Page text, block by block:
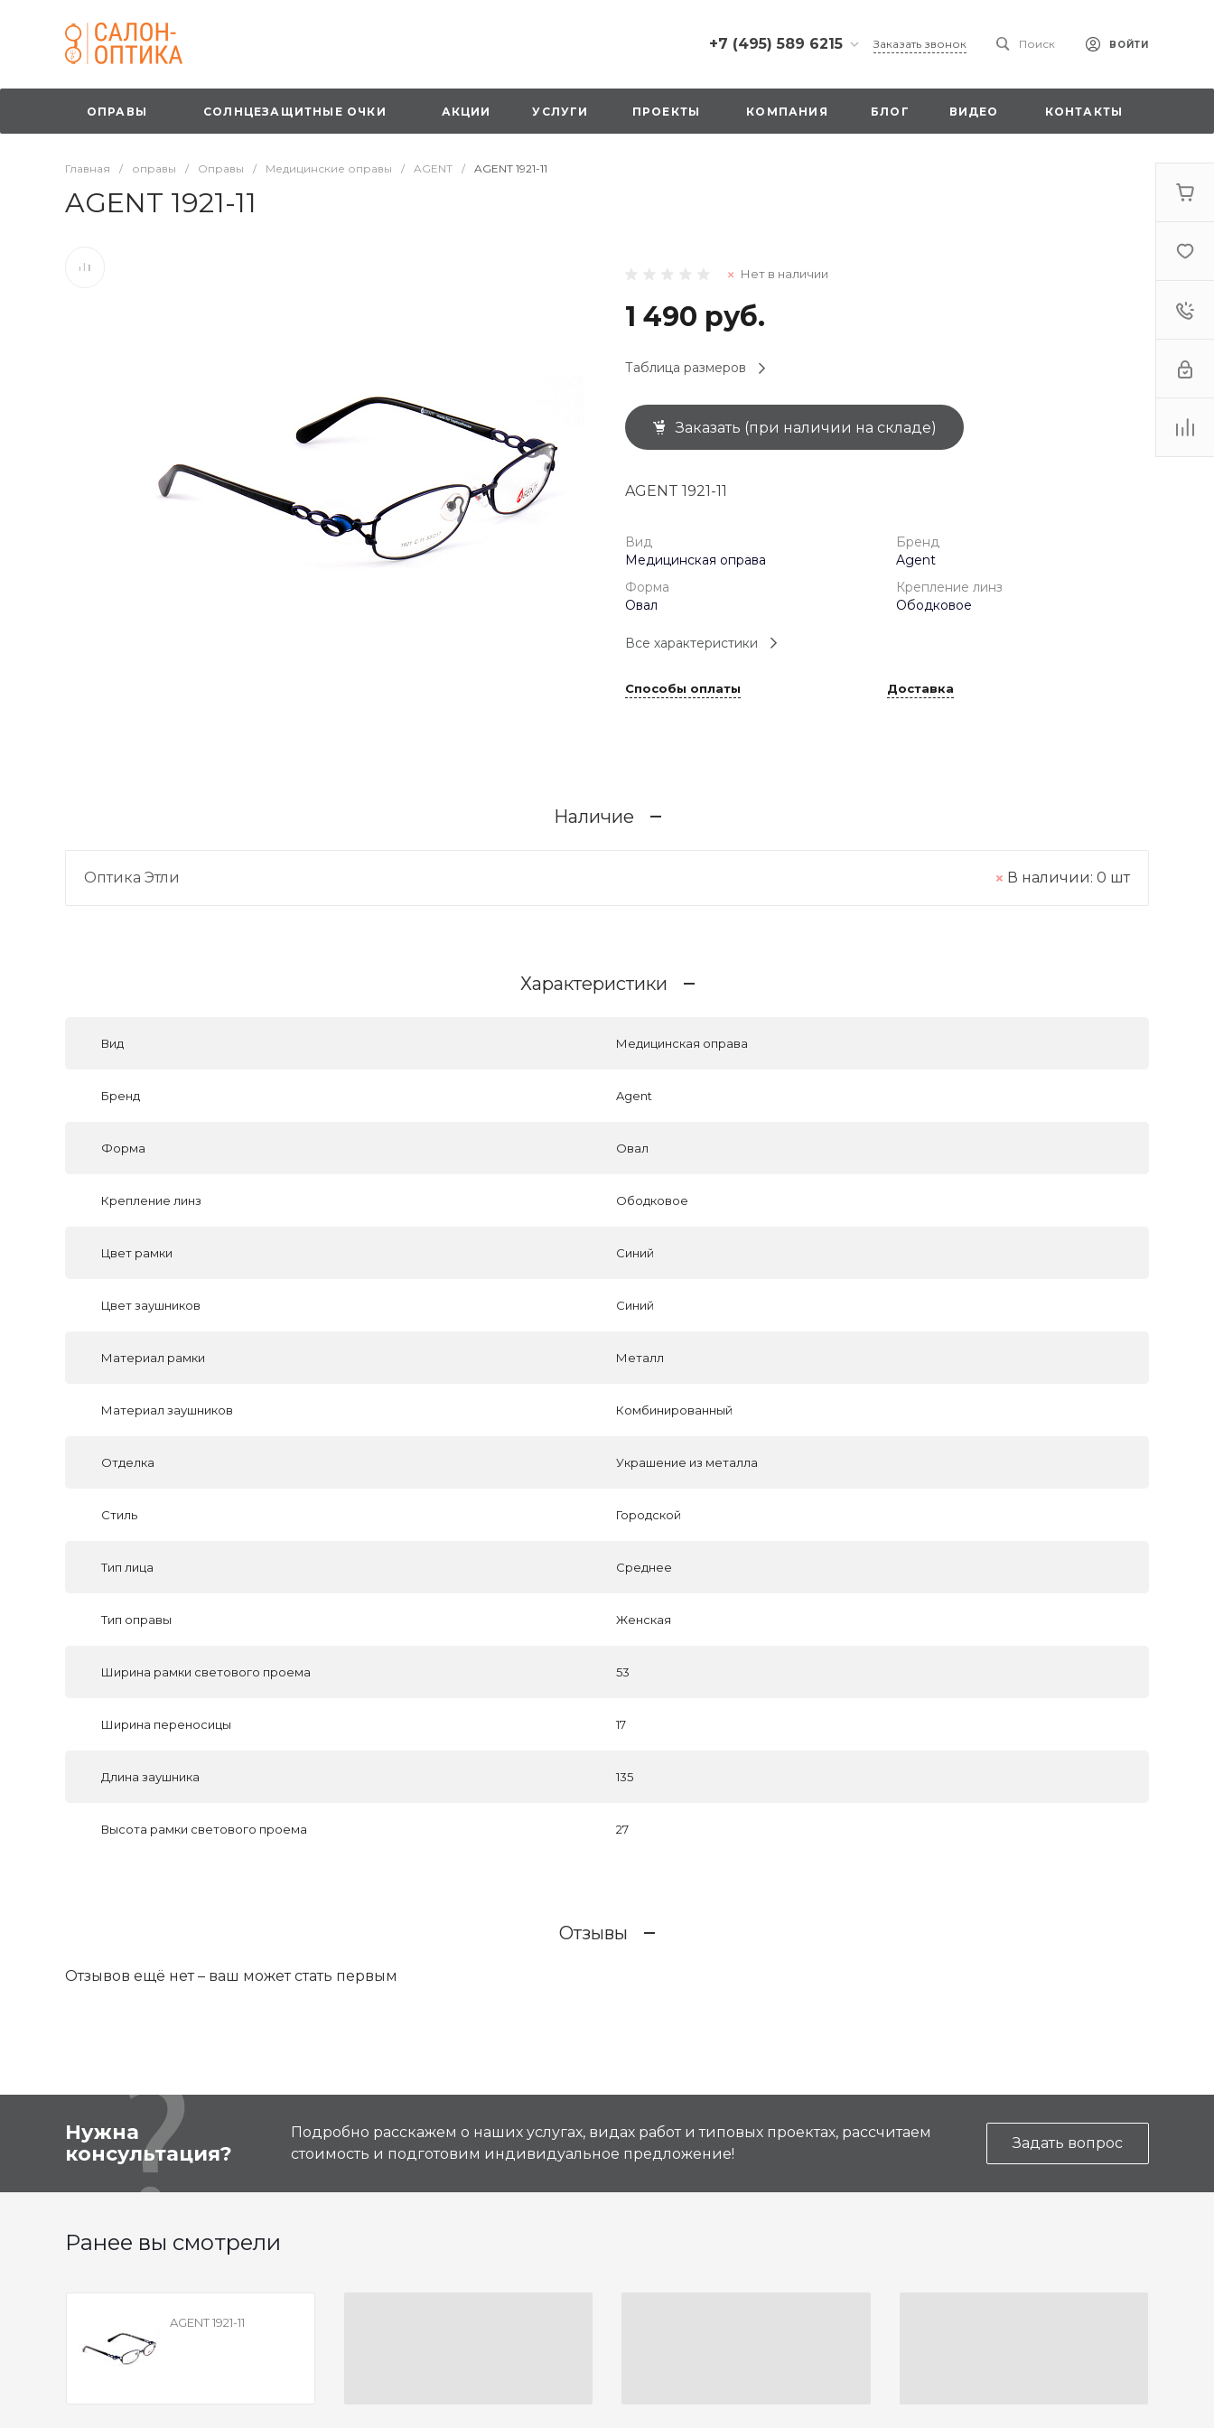
+7 (495) 589 6215
+7 (495) 589 6215
г. Москва, Русаковская
ул., д.1, вход с улицы со
стороны ТТК
г. Москва,
оранжевая вывеска
напротив «Перекрестка»
на 1 этаже
1 мая: 10:00-19:00
+7 (926) 092 4274
г. Королёв, пр-т
(0-9)
1 мая: 10:00-19:00
9 мая: 10:00-19:00
Заказать звонок Поиск ВОЙТИ
ОПРАВЫ СОЛНЦЕЗАЩИТНЫЕ ОЧКИ АКЦИИ УСЛУГИ ПРОЕКТЫ КОМПАНИЯ БЛОГ ВИДЕО КОНТАКТЫ
Главная / оправы / Оправы / Медицинские оправы / AGENT / AGENT 1921-11
AGENT 1921-11
Нет в наличии
1 490 руб.
Таблица размеров
Заказать (при наличии на складе)
AGENT 1921-11
Вид
Медицинская оправа
Бренд
Agent
Форма
Овал
Крепление линз
Ободковое
Все характеристики
Способы оплаты Доставка
Наличие
Оптика Этли В наличии: 0 шт
Характеристики
Вид Медицинская оправа
Бренд Agent
Форма Овал
Крепление линз Ободковое
Цвет рамки Синий
Цвет заушников Синий
Материал рамки Металл
Материал заушников Комбинированный
Отделка Украшение из металла
Стиль Городской
Тип лица Среднее
Тип оправы Женская
Ширина рамки светового проема 53
Ширина переносицы 17
Длина заушника 135
Высота рамки светового проема 27
Отзывы
Отзывов ещё нет – ваш может стать первым
Нужна
консультация?
Подробно расскажем о наших услугах, видах работ и типовых проектах, рассчитаем
стоимость и подготовим индивидуальное предложение!
Задать вопрос
Ранее вы смотрели
AGENT 1921-11